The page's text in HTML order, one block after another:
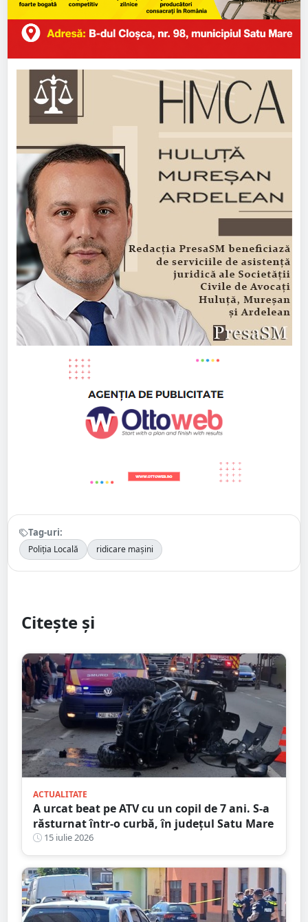
Tag-uri:
Poliția Locală ridicare mașini
Citește și
ACTUALITATE
A urcat beat pe ATV cu un copil de 7 ani. S-a
răsturnat într-o curbă, în județul Satu Mare
15 iulie 2026